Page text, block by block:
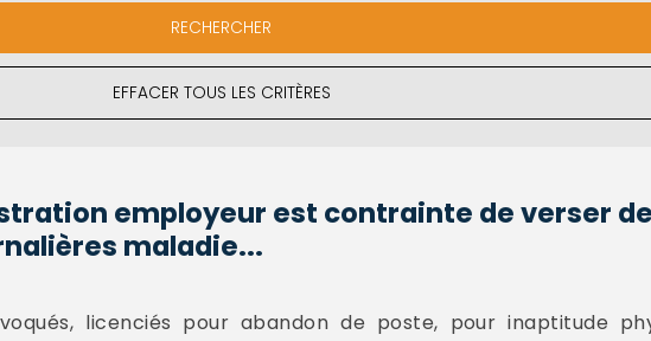
EFFACER TOUS LES CRITÈRES
employeur est contrainte de verser
maladie...
licenciés pour abandon de poste, pour inaptitude